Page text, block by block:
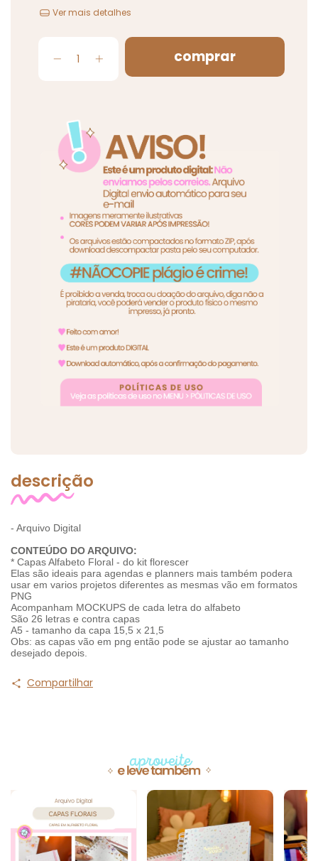
Ver mais detalhes
descrição
- Arquivo Digital
CONTEÚDO DO ARQUIVO:
* Capas Alfabeto Floral - do kit florescer
Elas são ideais para agendas e planners mais também podera
usar em varios projetos diferentes as mesmas vão em formatos
PNG
Acompanham MOCKUPS de cada letra do alfabeto
São 26 letras e contra capas
A5 - tamanho da capa 15,5 x 21,5
Obs: as capas vão em png então pode se ajustar ao tamanho
desejado depois.
Compartilhar
Produtos similares